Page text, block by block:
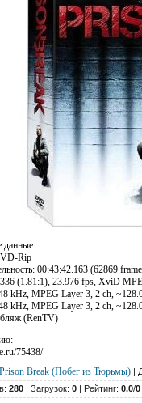
данные:
Rip
00:43:42.163 (62869
(1.81:1), 23.976 fps, XviD
kHz, MPEG Layer 3, 2 ch,
kHz, MPEG Layer 3, 2 ch,
(RenTV)
75438/
Prison Break (Побег из Тюрьмы) |
280 | Загрузок: 0 | Рейтинг: 0.0/0